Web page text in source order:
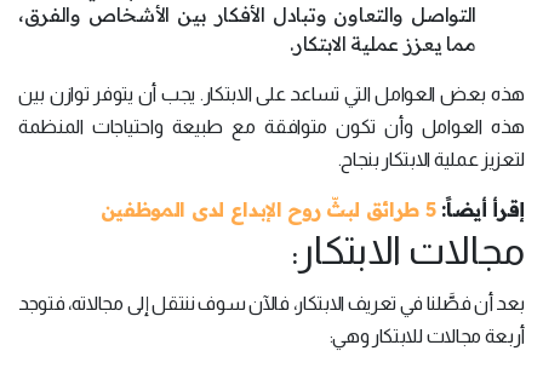
التواصل والتعاون وتبادل الأفكار بين الأشخاص والفرق،
مما يعزز عملية الابتكار.
هذه بعض العوامل التي تساعد على الابتكار. يجب أن يتوفر توازن بين
هذه العوامل وأن تكون متوافقة مع طبيعة واحتياجات المنظمة
لتعزيز عملية الابتكار بنجاح.
إقرأ أيضاً:5 طرائق لبثّ روح الإبداع لدى الموظفين
مجالات الابتكار:
بعد أن فصَّلنا في تعريف الابتكار، فالآن سوف ننتقل إلى مجالاته، فتوجد
أربعة مجالات للابتكار وهي: